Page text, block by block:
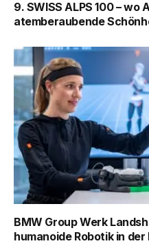
9. SWISS ALPS 100 – wo
atemberaubende
BMW Group Werk
humanoide Robotik in